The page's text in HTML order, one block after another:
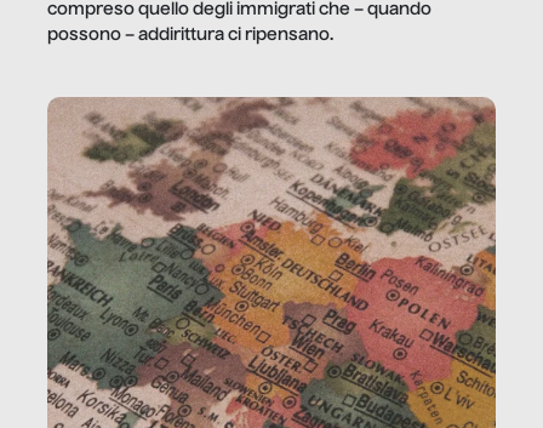
compreso quello degli immigrati che – quando
possono – addirittura ci ripensano.